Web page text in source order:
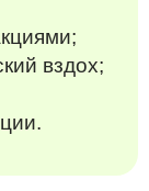
вздох;